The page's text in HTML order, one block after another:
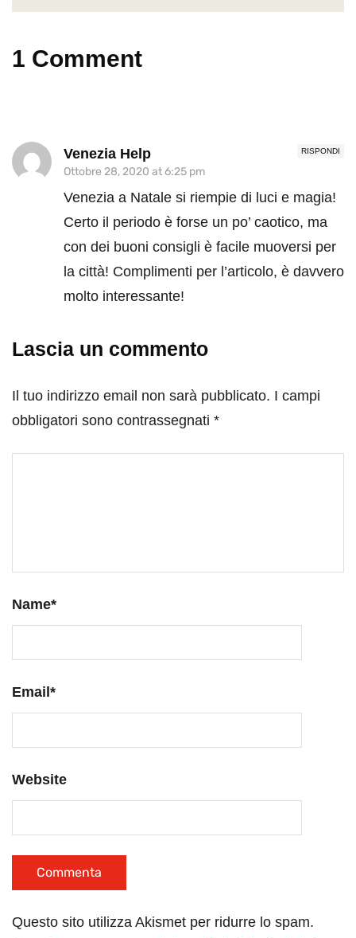
1 Comment
RISPONDI
Venezia Help
Ottobre 28, 2020 at 6:25 pm
Venezia a Natale si riempie di luci e magia!
Certo il periodo è forse un po’ caotico, ma
con dei buoni consigli è facile muoversi per
la città! Complimenti per l’articolo, è davvero
molto interessante!
Lascia un commento
Il tuo indirizzo email non sarà pubblicato. I campi
obbligatori sono contrassegnati *
Name*
Email *
Website
Questo sito utilizza Akismet per ridurre lo spam.